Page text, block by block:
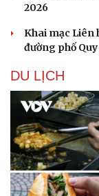
2026
Khai mạc Liên
đường phố
DU LỊCH